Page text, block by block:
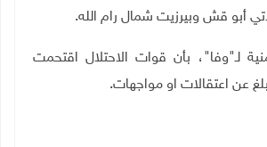
أبو قش وبيرزيت شمال رام الله.
لـ"وفا"، بأن قوات الاحتلال اقتحمت
عن اعتقالات او مواجهات.